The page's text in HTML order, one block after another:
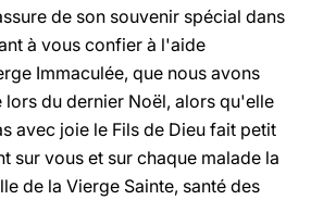
de son souvenir spécial dans
à vous confier à l'aide
Immaculée, que nous avons
du dernier Noël, alors qu'elle
avec joie le Fils de Dieu fait petit
sur vous et sur chaque malade la
de la Vierge Sainte, santé des